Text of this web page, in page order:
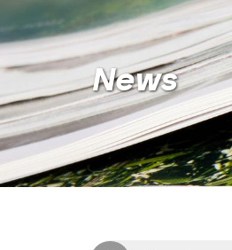
News